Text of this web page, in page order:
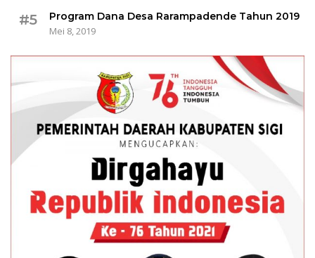
#5
Program Dana Desa Rarampadende Tahun 2019
Mei 8, 2019